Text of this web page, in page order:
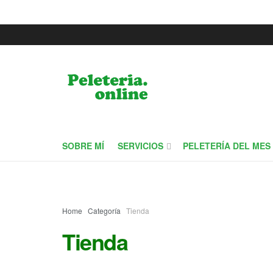
SOBRE MÍ SERVICIOS PELETERÍA DEL MES
Home Categoría Tienda
Tienda